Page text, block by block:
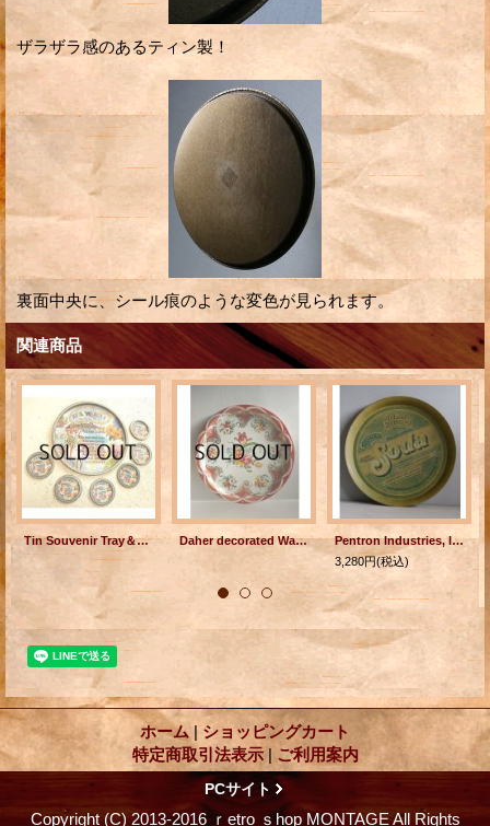
ザラザラ感のあるティン製！
裏面中央に、シール痕のような変色が見られます。
関連商品
Tin Souvenir Tray＆Coaster 7pc Set ハワイアン ティントレイ＆コースター7pc セット Daher decorated Ware ティンサービングトレイ（フラワー）
Pentron Industries, Inc, COLONEL GOODFELLOW'S OLD FASHIONED SODA ティンサービングトレイ
3,280円(税込)
ホーム | ショッピングカート
特定商取引法表示 | ご利用案内
PCサイト
Copyright (C) 2013-2016 ｒetro ｓhop MONTAGE All Rights